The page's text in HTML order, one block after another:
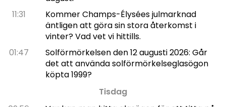
11:31
Kommer Champs-Élysées julmarknad
äntligen att göra sin stora återkomst i
vinter? Vad vet vi hittills.
01:47
Solförmörkelsen den 12 augusti 2026: Går
det att använda solförmörkelseglasögon
köpta 1999?
Tisdag